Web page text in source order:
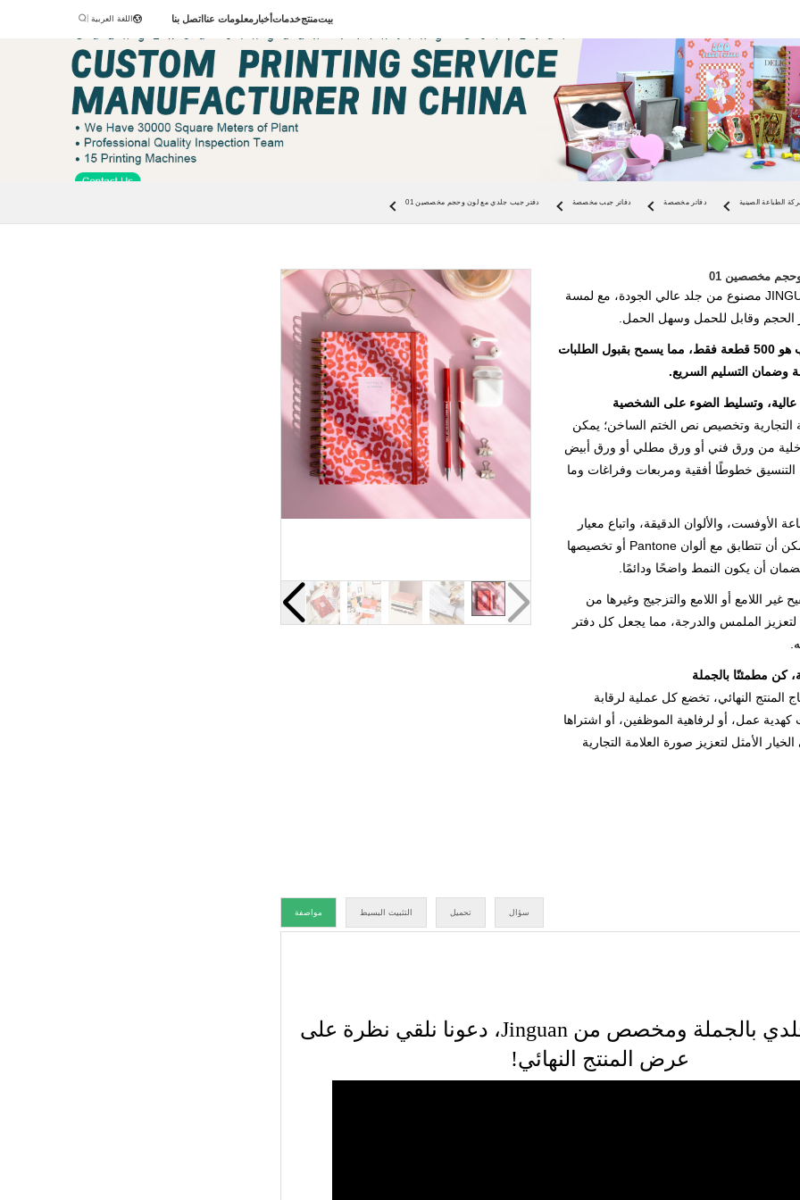
بيتمنتجخدماتأخبارمعلومات عنااتصل بنا اللغة العربية
الطباعة الصينية دفاتر مخصصة دفاتر جيب مخصصة دفتر جيب جلدي مع لون وحجم مخصصين 01
مخصصين 01
دفتر الجيب الجلدي JINGUAN مصنوع من جلد عالي الجودة، مع لمسة
الحجم وقابل للحمل وسهل الحمل.
الحد الأدنى لكمية الطلب هو 500 قطعة فقط، مما يسمح بقبول الطلبات
وضمان التسليم السريع.
وتسليط الضوء على الشخصية
التجارية وتخصيص نص الختم الساخن؛ يمكن
من ورق فني أو ورق مطلي أو ورق أبيض
خطوطًا أفقية ومربعات وفراغات وما
الأوفست، والألوان الدقيقة، واتباع معيار
CMYK بشكل صارم، يمكن أن تتطابق مع ألوان Pantone أو تخصيصها
أن يكون النمط واضحًا ودائمًا.
غير اللامع أو اللامع والتزجيج وغيرها من
الملمس والدرجة، مما يجعل كل دفتر
كن مطمئنًا بالجملة
المنتج النهائي، تخضع كل عملية لرقابة
عمل، أو لرفاهية الموظفين، أو اشتراها
الأمثل لتعزيز صورة العلامة التجارية
مواصفة التثبيت البسيط تحميل سؤال
دفتر جيب جلدي بالجملة ومخصص من Jinguan، دعونا نلقي نظرة على
عرض المنتج النهائي!